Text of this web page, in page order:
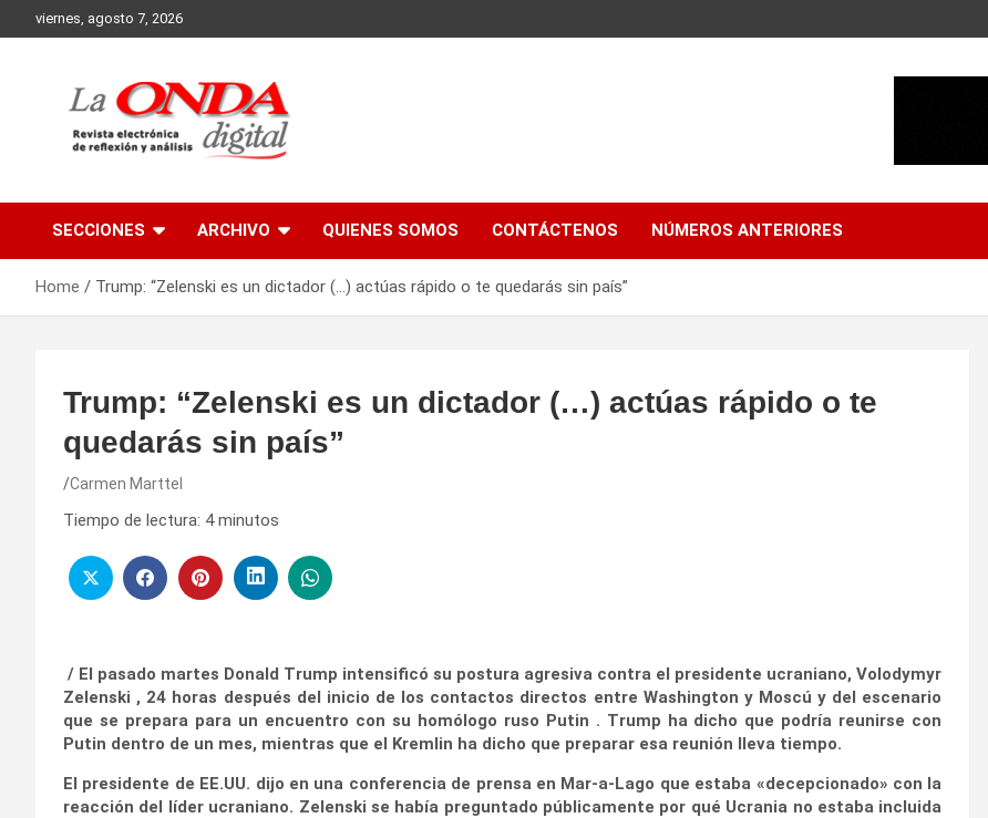
to
viernes, agosto 7, 2026
SECCIONES ARCHIVO QUIENES SOMOS CONTÁCTENOS NÚMEROS ANTERIORES
Home Trump: “Zelenski es un dictador (…) actúas rápido o te quedarás sin país”
Trump: “Zelenski es un dictador (…) actúas rápido o te
quedarás sin país”
Carmen Marttel
Tiempo de lectura: 4 minutos
/ El pasado martes Donald Trump intensificó su postura agresiva contra el presidente ucraniano, Volodymyr
Zelenski , 24 horas después del inicio de los contactos directos entre Washington y Moscú y del escenario
que se prepara para un encuentro con su homólogo ruso Putin . Trump ha dicho que podría reunirse con
Putin dentro de un mes, mientras que el Kremlin ha dicho que preparar esa reunión lleva tiempo.
El presidente de EE.UU. dijo en una conferencia de prensa en Mar-a-Lago que estaba «decepcionado» con la
reacción del líder ucraniano. Zelenski se había preguntado públicamente por qué Ucrania no estaba incluida